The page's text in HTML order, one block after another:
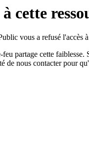
cette
vous a refusé l'accès
partage cette
de nous contacter pour